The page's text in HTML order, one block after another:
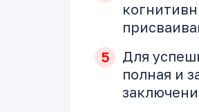
Для
полная и